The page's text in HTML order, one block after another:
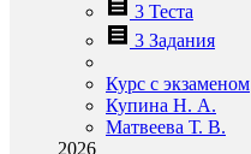
3 Теста
3 Задания
Курс с экзаменом
Купина Н. А.
Матвеева Т. В.
2026